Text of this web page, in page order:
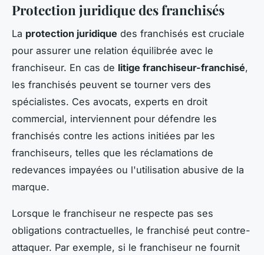
Protection juridique des franchisés
La protection juridique des franchisés est cruciale
pour assurer une relation équilibrée avec le
franchiseur. En cas de litige franchiseur-franchisé,
les franchisés peuvent se tourner vers des
spécialistes. Ces avocats, experts en droit
commercial, interviennent pour défendre les
franchisés contre les actions initiées par les
franchiseurs, telles que les réclamations de
redevances impayées ou l'utilisation abusive de la
marque.
Lorsque le franchiseur ne respecte pas ses
obligations contractuelles, le franchisé peut contre-
attaquer. Par exemple, si le franchiseur ne fournit